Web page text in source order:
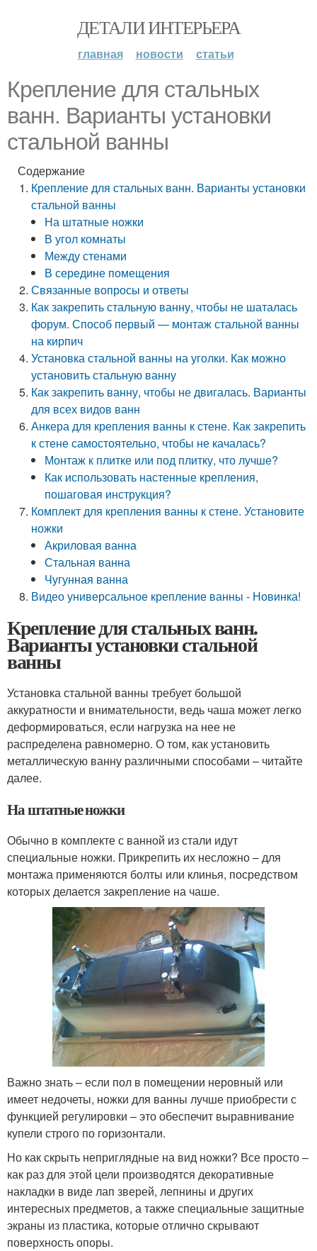
ДЕТАЛИ ИНТЕРЬЕРА
главная новости статьи
Крепление для стальных
ванн. Варианты установки
стальной ванны
Содержание
Крепление для стальных ванн. Варианты установки
стальной ванны
На штатные ножки
В угол комнаты
Между стенами
В середине помещения
Связанные вопросы и ответы
Как закрепить стальную ванну, чтобы не шаталась
форум. Способ первый — монтаж стальной ванны
на кирпич
Установка стальной ванны на уголки. Как можно
установить стальную ванну
Как закрепить ванну, чтобы не двигалась. Варианты
для всех видов ванн
Анкера для крепления ванны к стене. Как закрепить
к стене самостоятельно, чтобы не качалась?
Монтаж к плитке или под плитку, что лучше?
Как использовать настенные крепления,
пошаговая инструкция?
Комплект для крепления ванны к стене. Установите
ножки
Акриловая ванна
Стальная ванна
Чугунная ванна
Видео универсальное крепление ванны - Новинка!
Крепление для стальных ванн.
Варианты установки стальной
ванны
Установка стальной ванны требует большой
аккуратности и внимательности, ведь чаша может легко
деформироваться, если нагрузка на нее не
распределена равномерно. О том, как установить
металлическую ванну различными способами – читайте
далее.
На штатные ножки
Обычно в комплекте с ванной из стали идут
специальные ножки. Прикрепить их несложно – для
монтажа применяются болты или клинья, посредством
которых делается закрепление на чаше.
Важно знать – если пол в помещении неровный или
имеет недочеты, ножки для ванны лучше приобрести с
функцией регулировки – это обеспечит выравнивание
купели строго по горизонтали.
Но как скрыть неприглядные на вид ножки? Все просто –
как раз для этой цели производятся декоративные
накладки в виде лап зверей, лепнины и других
интересных предметов, а также специальные защитные
экраны из пластика, которые отлично скрывают
поверхность опоры.